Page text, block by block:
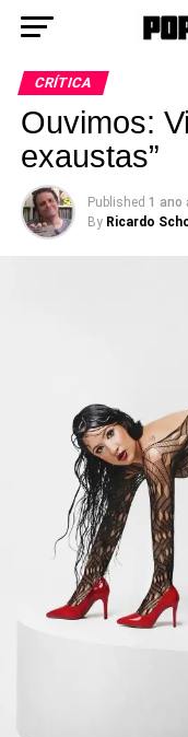
CRÍTICA
Ouvimos:
exaustas”
Published 1 ano
By Ricardo